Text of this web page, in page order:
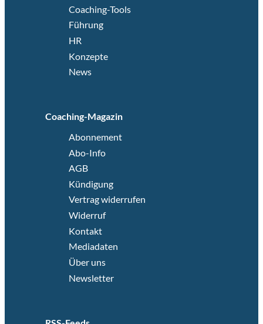
Coaching-Tools
Führung
HR
Konzepte
News
Coaching-Magazin
Abonnement
Abo-Info
AGB
Kündigung
Vertrag widerrufen
Widerruf
Kontakt
Mediadaten
Über uns
Newsletter